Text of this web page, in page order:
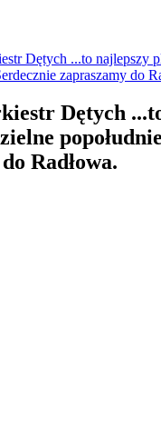
Dętych ...to najlepszy
zapraszamy do
Dętych
Radłowa.